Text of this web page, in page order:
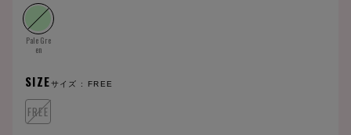
Pale Gre
en
SIZEサイズ : FREE
FREE